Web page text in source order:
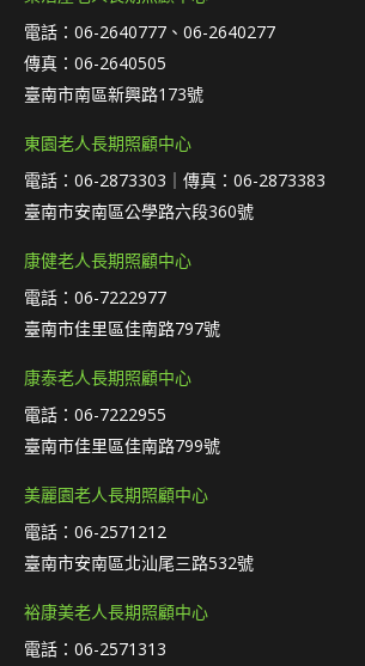
電話：06-2640777、06-2640277
傳真：06-2640505
臺南市南區新興路173號
東園老人長期照顧中心
電話：06-2873303｜傳真：06-2873383
臺南市安南區公學路六段360號
康健老人長期照顧中心
電話：06-7222977
臺南市佳里區佳南路797號
康泰老人長期照顧中心
電話：06-7222955
臺南市佳里區佳南路799號
美麗園老人長期照顧中心
電話：06-2571212
臺南市安南區北汕尾三路532號
裕康美老人長期照顧中心
電話：06-2571313